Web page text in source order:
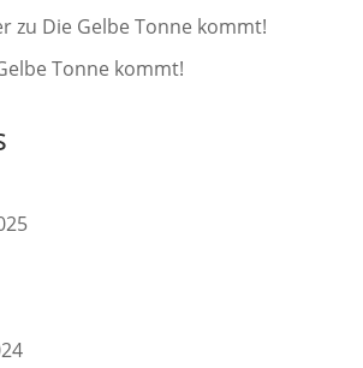
zu Die Gelbe Tonne kommt!
Tonne kommt!